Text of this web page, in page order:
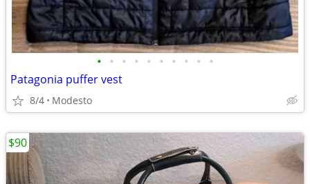
• • • • • • • • • •
Patagonia puffer vest
8/4 Modesto
$90